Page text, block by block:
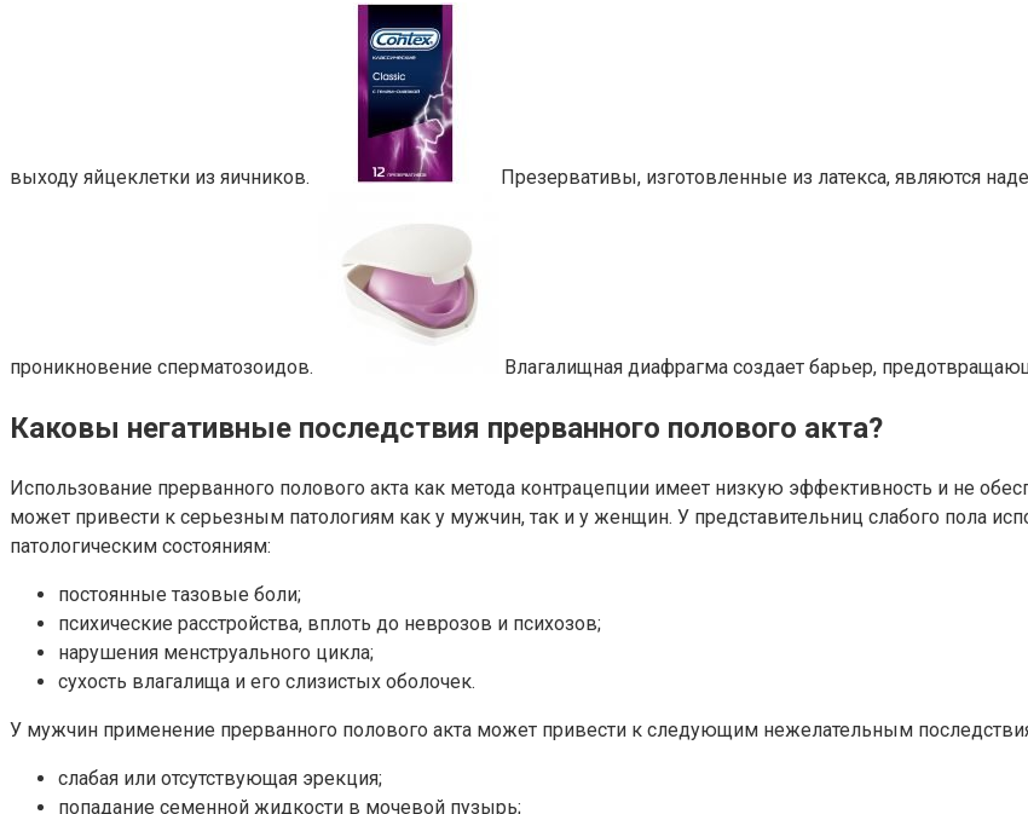
выходу яйцеклетки из яичников. Презервативы, изготовленные из латекса, являются
проникновение сперматозоидов. Влагалищная диафрагма создает барьер,
Каковы негативные последствия прерванного полового акта?
Использование прерванного полового акта как метода контрацепции имеет низкую эффективность и не
может привести к серьезным патологиям как у мужчин, так и у женщин. У представительниц слабого пола
патологическим состояниям:
постоянные тазовые боли;
психические расстройства, вплоть до неврозов и психозов;
нарушения менструального цикла;
сухость влагалища и его слизистых оболочек.
У мужчин применение прерванного полового акта может привести к следующим нежелательным
слабая или отсутствующая эрекция;
попадание семенной жидкости в мочевой пузырь;